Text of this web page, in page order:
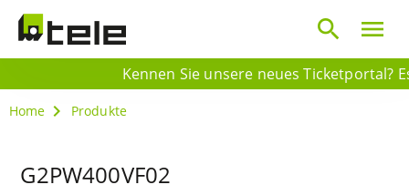
Kennen Sie unsere neues Ticketportal?
menu
search
Home Produkte
G2PW400VF02